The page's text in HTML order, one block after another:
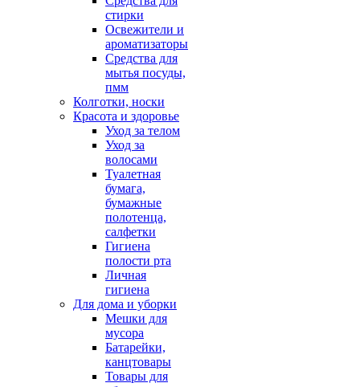
стирки
Освежители и
ароматизаторы
Средства для
мытья посуды,
пмм
Колготки, носки
Красота и здоровье
Уход за телом
Уход за
волосами
Туалетная
бумага,
бумажные
полотенца,
салфетки
Гигиена
полости рта
Личная
гигиена
Для дома и уборки
Мешки для
мусора
Батарейки,
канцтовары
Товары для